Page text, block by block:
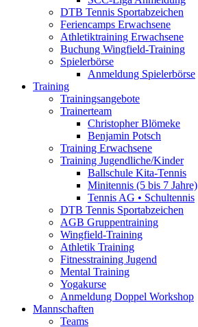
DTB Tennis Sportabzeichen
Feriencamps Erwachsene
Athletiktraining Erwachsene
Buchung Wingfield-Training
Spielerbörse
Anmeldung Spielerbörse
Training
Trainingsangebote
Trainerteam
Christopher Blömeke
Benjamin Potsch
Training Erwachsene
Training Jugendliche/Kinder
Ballschule Kita-Tennis
Minitennis (5 bis 7 Jahre)
Tennis AG • Schultennis
DTB Tennis Sportabzeichen
AGB Gruppentraining
Wingfield-Training
Athletik Training
Fitnesstraining Jugend
Mental Training
Yogakurse
Anmeldung Doppel Workshop
Mannschaften
Teams